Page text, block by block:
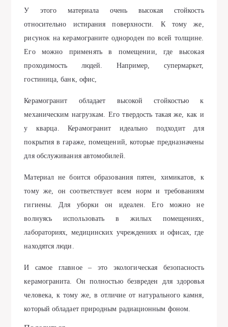
У этого материала очень высокая стойкость
относительно истирания поверхности. К тому же,
рисунок на керамограните однороден по всей толщине.
Его можно применять в помещении, где высокая
проходимость людей. Например, супермаркет,
гостиница, банк, офис,
Керамогранит обладает высокой стойкостью к
механическим нагрузкам. Его твердость такая же, как и
у кварца. Керамогранит идеально подходит для
покрытия в гараже, помещений, которые предназначены
для обслуживания автомобилей.
Материал не боится образования пятен, химикатов, к
тому же, он соответствует всем норм и требованиям
гигиены. Для уборки он идеален. Его можно не
волнуясь использовать в жилых помещениях,
лабораториях, медицинских учреждениях и офисах, где
находятся люди.
И самое главное – это экологическая безопасность
керамогранита. Он полностью безвреден для здоровья
человека, к тому же, в отличие от натурального камня,
который обладает природным радиационным фоном.